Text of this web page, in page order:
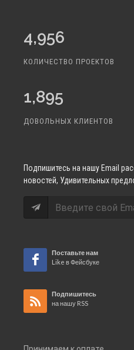
4,956
КОЛИЧЕСТВО ПРОЕКТОВ
1,895
ДОВОЛЬНЫХ КЛИЕНТОВ
Подпишитесь на нашу Email
новостей, Удивительных
Поставьте нам
Like в Фейсбуке
Подпишитесь
на нашу RSS